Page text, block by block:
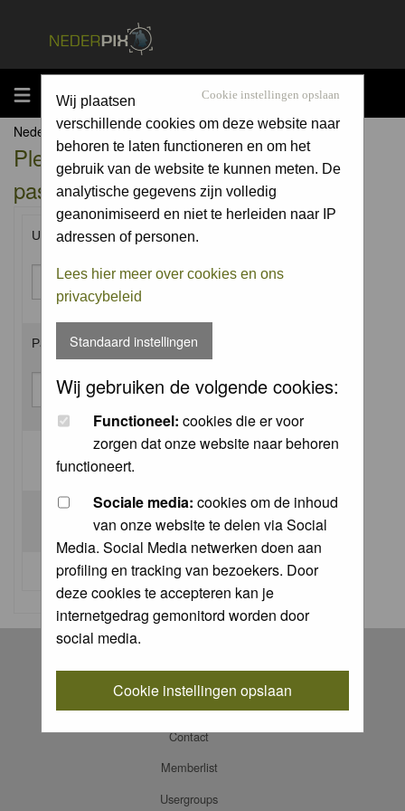
MENU Cookie instellingen opslaan
Wij plaatsen
verschillende cookies om deze website naar
behoren te laten functioneren en om het
gebruik van de website te kunnen meten. De
analytische gegevens zijn volledig
geanonimiseerd en niet te herleiden naar IP
adressen of personen.
Lees hier meer over cookies en ons
privacybeleid
Standaard instellingen
Wij gebruiken de volgende cookies:
Functioneel: cookies die er voor
zorgen dat onze website naar behoren
functioneert.
Sociale media: cookies om de inhoud
van onze website te delen via Social
Media. Social Media netwerken doen aan
profiling en tracking van bezoekers. Door
deze cookies te accepteren kan je
internetgedrag gemonitord worden door
social media.
Cookie instellingen opslaan
Nederpix.nl Forum Index
Please enter your username and
password to log in.
Username:
Password:
Log me on automatically each visit:
I forgot my password
Log in
Contact
Memberlist
Usergroups